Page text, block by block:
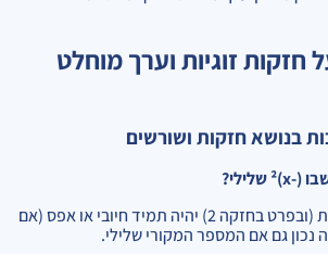
חזקות זוגיות וערך מוחלט
לא. כל מספר בחזקה זוגית (ובפרט בחזקה 2) יהיה תמיד חיובי או אפס (אם